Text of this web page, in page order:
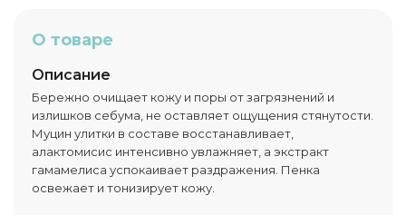
О товаре
Описание
Бережно очищает кожу и поры от загрязнений и
излишков себума, не оставляет ощущения стянутости.
Муцин улитки в составе восстанавливает,
алактомисис интенсивно увлажняет, а экстракт
гамамелиса успокаивает раздражения. Пенка
освежает и тонизирует кожу.